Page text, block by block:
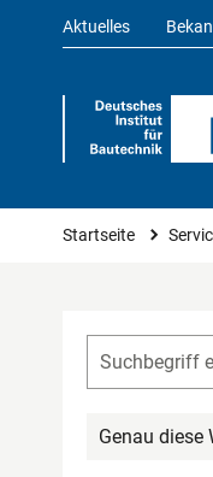
Aktuelles
Sie sind hier
Startseite
Genau diese